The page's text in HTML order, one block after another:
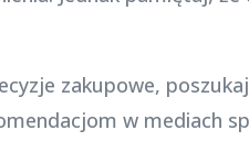
zakupowe,
w mediach